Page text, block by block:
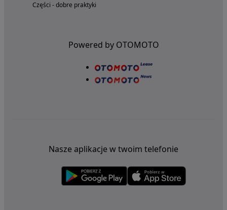
Części - dobre praktyki
Powered by OTOMOTO
Nasze aplikacje w twoim telefonie